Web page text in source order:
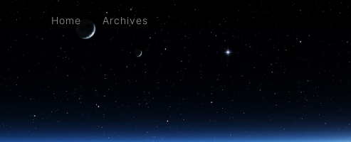
Home Archives
Archives